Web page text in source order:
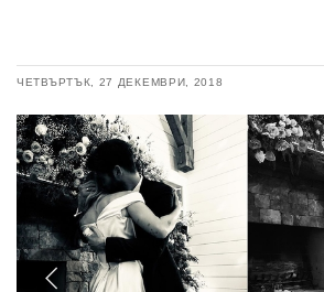
ЧЕТВЪРТЪК, 27 ДЕКЕМВРИ, 2018